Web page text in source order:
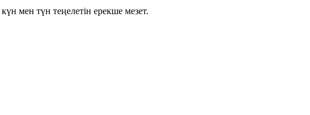
күн мен түн теңелетін ерекше мезет.